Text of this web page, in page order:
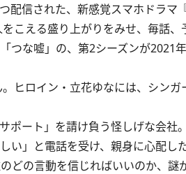
配信された、新感覚スマホドラマ
こえる盛り上がりをみせ、毎話
つな嘘」の、第2シーズンが2021
ヒロイン・立花ゆなには、シンガ
ート」を請け負う怪しげな会社
い」と電話を受け、親身に心配し
どの言動を信じればいいのか、謎